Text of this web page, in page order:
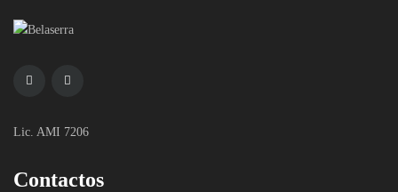
Lic. AMI 7206
Contactos